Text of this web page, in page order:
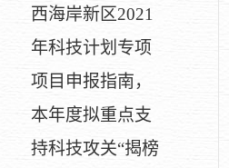
西海岸新区2021
年科技计划专项
项目申报指南，
本年度拟重点支
持科技攻关“揭榜